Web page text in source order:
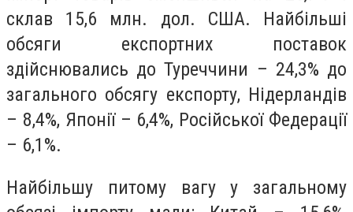
склав 15,6 млн. дол. США. Найбільші
обсяги експортних поставок
здійснювались до Туреччини – 24,3% до
загального обсягу експорту, Нідерландів
– 8,4%, Японії – 6,4%, Російської Федерації
– 6,1%.
Найбільшу питому вагу у загальному